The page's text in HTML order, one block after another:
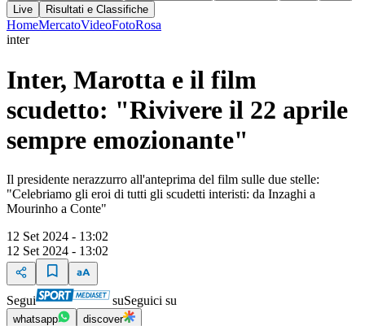
Live
Risultati e Classifiche
HomeMercatoVideoFotoRosa
inter
Inter, Marotta e il film
scudetto: "Rivivere il 22 aprile
sempre emozionante"
Il presidente nerazzurro all'anteprima del film sulle due stelle:
"Celebriamo gli eroi di tutti gli scudetti interisti: da Inzaghi a
Mourinho a Conte"
12 Set 2024 - 13:02
12 Set 2024 - 13:02
Segui suSeguici su
whatsapp discover